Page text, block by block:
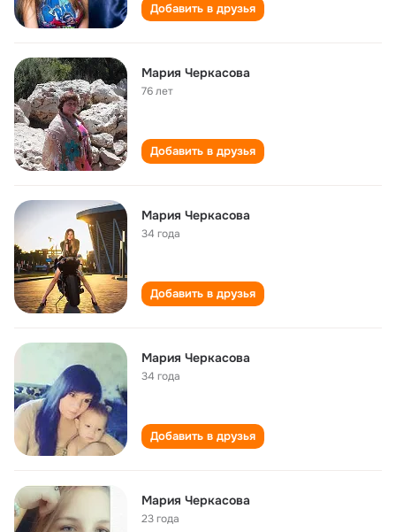
Добавить в друзья
Мария Черкасова
76 лет
Добавить в друзья
Мария Черкасова
34 года
Добавить в друзья
Мария Черкасова
34 года
Добавить в друзья
Мария Черкасова
23 года